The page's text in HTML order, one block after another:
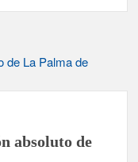
absoluto de